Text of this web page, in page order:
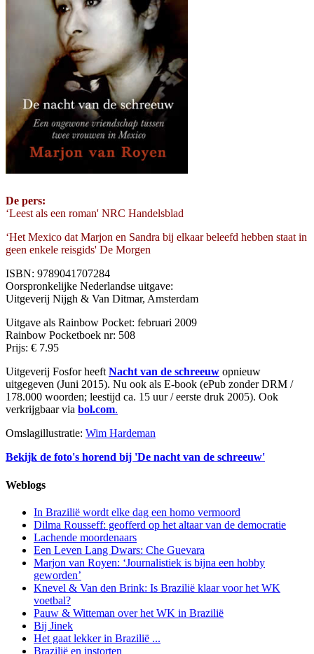
De pers:
‘Leest als een roman' NRC Handelsblad
‘Het Mexico dat Marjon en Sandra bij elkaar beleefd hebben staat in
geen enkele reisgids' De Morgen
ISBN: 9789041707284
Oorspronkelijke Nederlandse uitgave:
Uitgeverij Nijgh & Van Ditmar, Amsterdam
Uitgave als Rainbow Pocket: februari 2009
Rainbow Pocketboek nr: 508
Prijs: € 7.95
Uitgeverij Fosfor heeft Nacht van de schreeuw opnieuw
uitgegeven (Juni 2015). Nu ook als E-book (ePub zonder DRM /
178.000 woorden; leestijd ca. 15 uur / eerste druk 2005). Ook
verkrijgbaar via bol.com.
Omslagillustratie: Wim Hardeman
Bekijk de foto's horend bij 'De nacht van de schreeuw'
Weblogs
In Brazilië wordt elke dag een homo vermoord
Dilma Rousseff: geofferd op het altaar van de democratie
Lachende moordenaars
Een Leven Lang Dwars: Che Guevara
Marjon van Royen: ‘Journalistiek is bijna een hobby
geworden’
Knevel & Van den Brink: Is Brazilië klaar voor het WK
voetbal?
Pauw & Witteman over het WK in Brazilië
Bij Jinek
Het gaat lekker in Brazilië ...
Brazilië en instorten